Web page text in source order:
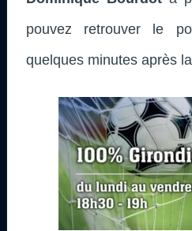
pouvez retrouver le
quelques minutes après